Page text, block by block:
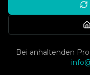
Bei anhaltenden